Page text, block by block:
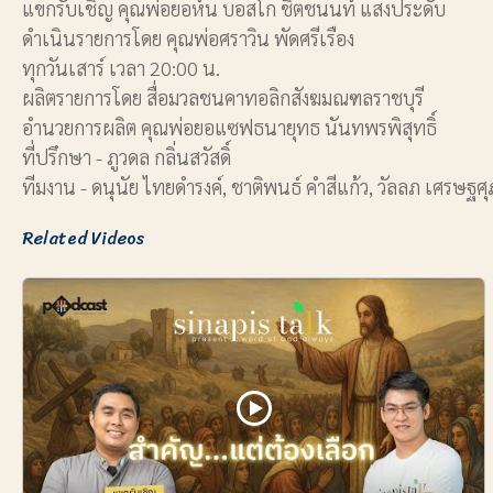
แขกรับเชิญ คุณพ่อยอห์น บอสโก ชิตชนนท์ แสงประดับ
ดำเนินรายการโดย คุณพ่อศราวิน พัดศรีเรือง
ทุกวันเสาร์ เวลา 20:00 น.
ผลิตรายการโดย สื่อมวลชนคาทอลิกสังฆมณฑลราชบุรี
อำนวยการผลิต คุณพ่อยอแซฟธนายุทธ นันทพรพิสุทธิ์
ที่ปรึกษา - ภูวดล กลิ่นสวัสดิ์
ทีมงาน - ดนุนัย ไทยดำรงค์, ชาติพนธ์ คำสีแก้ว, วัลลภ เศรษฐ
Related Videos